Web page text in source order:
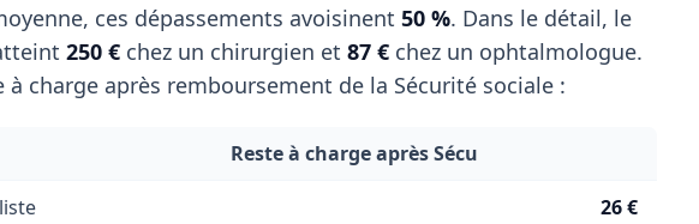
ces dépassements avoisinent 50 %. Dans le détail, le
250 € chez un chirurgien et 87 € chez un ophtalmologue.
charge après remboursement de la Sécurité sociale :
Reste à charge après Sécu
26 €